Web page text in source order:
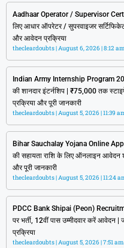
Aadhaar Operator / Supervisor
लिए आधार ऑपरेटर / सुपरवाइजर सर्टिफिकेट
और आवेदन प्रक्रिया
thecleardoubts August 6, 2026 8:12
Indian Army Internship Program
की शानदार इंटर्नशिप | ₹75,000 तक
प्रक्रिया और पूरी जानकारी
thecleardoubts August 5, 2026 11:39
Bihar Sauchalay Yojana Online
की सहायता राशि के लिए ऑनलाइन आवेदन
और पूरी जानकारी
thecleardoubts August 5, 2026 11:24
PDCC Bank Shipai (Peon)
पर भर्ती, 12वीं पास उम्मीदवार करें
प्रक्रिया
thecleardoubts August 5, 2026 7:51 am